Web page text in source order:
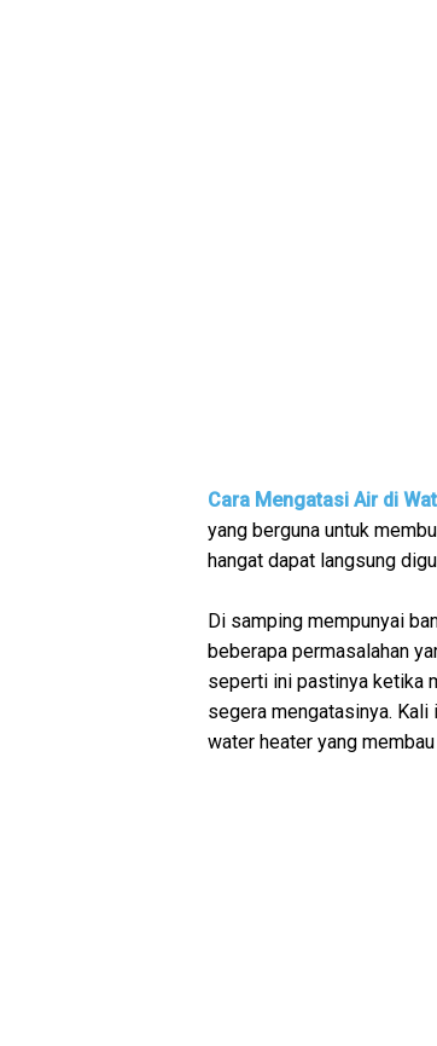
Cara Mengatasi Air di
yang berguna untuk
hangat dapat langsung
Di samping mempunyai
beberapa permasalahan
seperti ini pastinya ketika
segera mengatasinya.
water heater yang